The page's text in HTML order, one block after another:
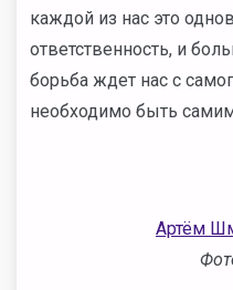
каждой из нас это
ответственность, и
борьба ждет нас с
необходимо быть
Артём